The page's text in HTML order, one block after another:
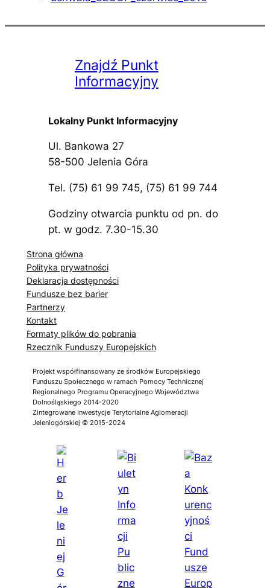
Znajdź Punkt
Informacyjny
Lokalny Punkt Informacyjny
Ul. Bankowa 27
58-500 Jelenia Góra
Tel. (75) 61 99 745, (75) 61 99 744
Godziny otwarcia punktu od pn. do
pt. w godz. 7.30-15.30
Strona główna
Polityka prywatności
Deklaracja dostępności
Fundusze bez barier
Partnerzy
Kontakt
Formaty plików do pobrania
Rzecznik Funduszy Europejskich
Projekt współfinansowany ze środków Europejskiego
Funduszu Społecznego w ramach Pomocy Technicznej
Regionalnego Programu Operacyjnego Województwa
Dolnośląskiego 2014-2020
Zintegrowane Inwestycje Terytorialne Aglomeracji
Jeleniogórskiej © 2015-2024